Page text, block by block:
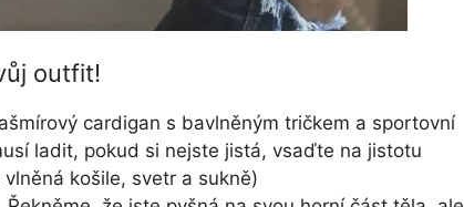
outfit!
cardigan s bavlněným tričkem a sportovní
ladit, pokud si nejste jistá, vsaďte na jistotu
košile, svetr a sukně)